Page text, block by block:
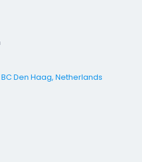
Den Haag, Netherlands